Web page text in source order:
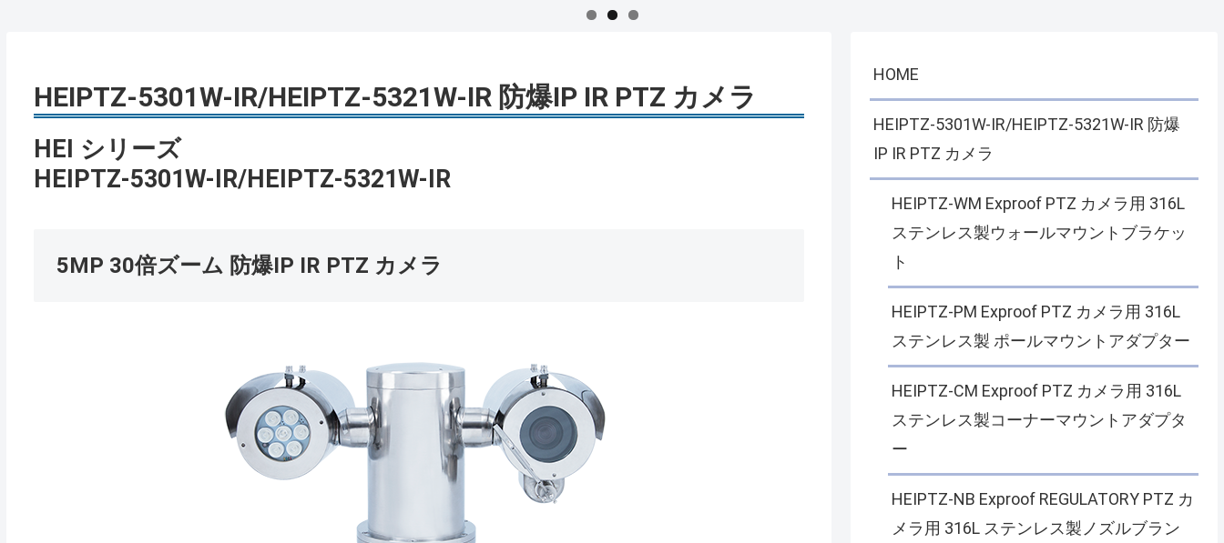
HEIPTZ-5301W-IR/HEIPTZ-5321W-IR 防爆IP IR PTZ カメラ
HEI シリーズ
HEIPTZ-5301W-IR/HEIPTZ-5321W-IR
5MP 30倍ズーム 防爆IP IR PTZ カメラ
HOME
HEIPTZ-5301W-IR/HEIPTZ-5321W-IR 防爆
IP IR PTZ カメラ
HEIPTZ-WM Exproof PTZ カメラ用 316L
ステンレス製ウォールマウントブラケッ
ト
HEIPTZ-PM Exproof PTZ カメラ用 316L
ステンレス製 ポールマウントアダプター
HEIPTZ-CM Exproof PTZ カメラ用 316L
ステンレス製コーナーマウントアダプタ
ー
HEIPTZ-NB Exproof REGULATORY PTZ カ
メラ用 316L ステンレス製ノズルブラン